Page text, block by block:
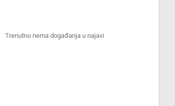
Trenutno nema događanja u najavi